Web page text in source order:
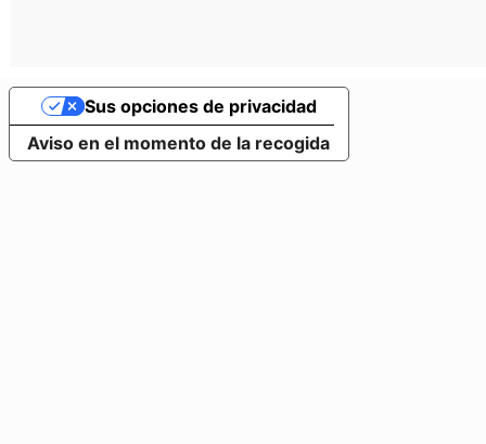
Aviso en el momento de la recogida
Sus opciones de privacidad